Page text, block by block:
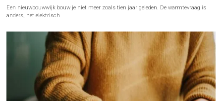
Een nieuwbouwwijk bouw je niet meer zoals tien jaar geleden. De warmtevraag is
anders, het elektrisch…